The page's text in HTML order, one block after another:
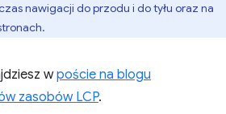
nawigacji do przodu i do tyłu oraz na
wpoście na blogu
zasobów LCP.